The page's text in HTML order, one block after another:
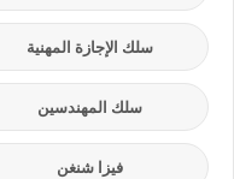
سلك الإجازة المهنية
سلك المهندسين
فيزا شنغن